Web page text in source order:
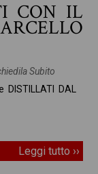
CON IL
Subito
DISTILLATI DAL
Leggi tutto ››